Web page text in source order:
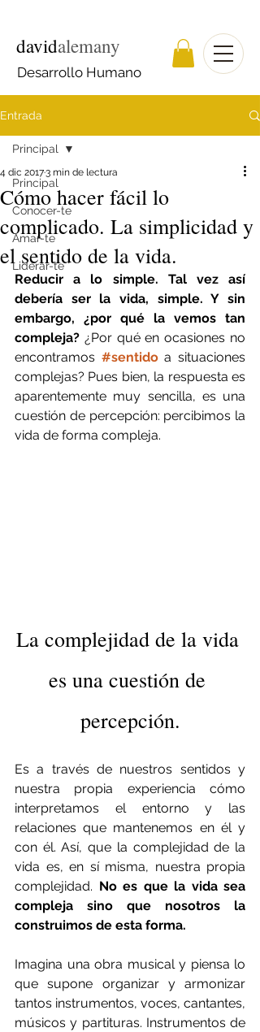
Desarrollo Humano
davidalemany
Entrada
Principal
Conocer-te
Amar-te
Liderar-te
Principal
Cómo hacer fácil lo
complicado. La simplicidad y
el sentido de la vida.
4 dic 20173 min de lectura
Reducir a lo simple. Tal vez así
debería ser la vida, simple. Y sin
embargo, ¿por qué la vemos tan
compleja? ¿Por qué en ocasiones no
encontramos #sentido a situaciones
complejas? Pues bien, la respuesta es
aparentemente muy sencilla, es una
cuestión de percepción: percibimos la
vida de forma compleja.
La complejidad de la vida
es una cuestión de
percepción.
Es a través de nuestros sentidos y
nuestra propia experiencia cómo
interpretamos el entorno y las
relaciones que mantenemos en él y
con él. Así, que la complejidad de la
vida es, en sí misma, nuestra propia
complejidad. No es que la vida sea
compleja sino que nosotros la
construimos de esta forma.
Imagina una obra musical y piensa lo
que supone organizar y armonizar
tantos instrumentos, voces, cantantes,
músicos y partituras. Instrumentos de